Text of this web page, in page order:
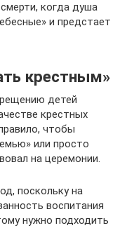
когда душа
и предстает
крестным»
детей
крестных
чтобы
или просто
на церемонии.
поскольку на
воспитания
нужно подходить